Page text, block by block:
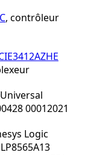
, contrôleur
00012021
Logic